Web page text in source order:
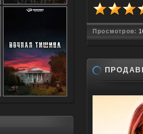
Просмотров: